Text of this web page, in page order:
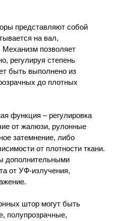
представляют собой
на вал,
Механизм позволяет
регулируя степень
быть выполнено из
до плотных
функция – регулировка
от жалюзи, рулонные
затемнение, либо
от плотности ткани.
дополнительными
от УФ-излучения,
штор могут быть
полупрозрачные,